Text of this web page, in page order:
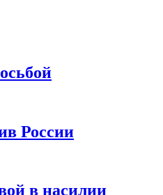
России
в насилии